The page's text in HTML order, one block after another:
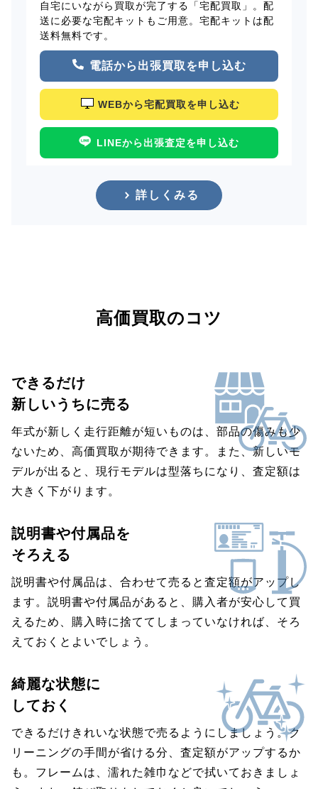
自宅にいながら買取が完了する「宅配買取」。配
送に必要な宅配キットもご用意。宅配キットは配
送料無料です。
電話から出張買取を申し込む
WEBから宅配買取を申し込む
LINEから出張査定を申し込む
詳しくみる
高価買取のコツ
できるだけ
新しいうちに売る
年式が新しく走行距離が短いものは、部品の傷みも少
ないため、高価買取が期待できます。また、新しいモ
デルが出ると、現行モデルは型落ちになり、査定額は
大きく下がります。
説明書や付属品を
そろえる
説明書や付属品は、合わせて売ると査定額がアップし
ます。説明書や付属品があると、購入者が安心して買
えるため、購入時に捨ててしまっていなければ、そろ
えておくとよいでしょう。
綺麗な状態に
しておく
できるだけきれいな状態で売るようにしましょう。ク
リーニングの手間が省ける分、査定額がアップするか
も。フレームは、濡れた雑巾などで拭いておきましょ